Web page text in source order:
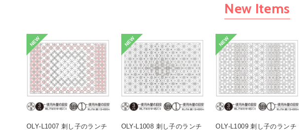
New Items
NEW
OLY-L1007 刺し子のランチ
NEW
OLY-L1008 刺し子のランチ
NEW
OLY-L1009 刺し子のランチ